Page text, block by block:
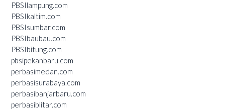
PBSIlampung.com
PBSIkaltim.com
PBSIsumbar.com
PBSIbaubau.com
PBSIbitung.com
pbsipekanbaru.com
perbasimedan.com
perbasisurabaya.com
perbasibanjarbaru.com
perbasiblitar.com